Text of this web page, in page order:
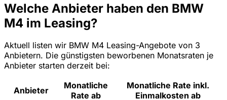
Welche Anbieter haben den BMW
M4 im Leasing?
Aktuell listen wir BMW M4 Leasing-Angebote von 3
Anbietern. Die günstigsten beworbenen Monatsraten je
Anbieter starten derzeit bei:
Anbieter
Monatliche
Rate ab
Monatliche Rate inkl.
Einmalkosten ab